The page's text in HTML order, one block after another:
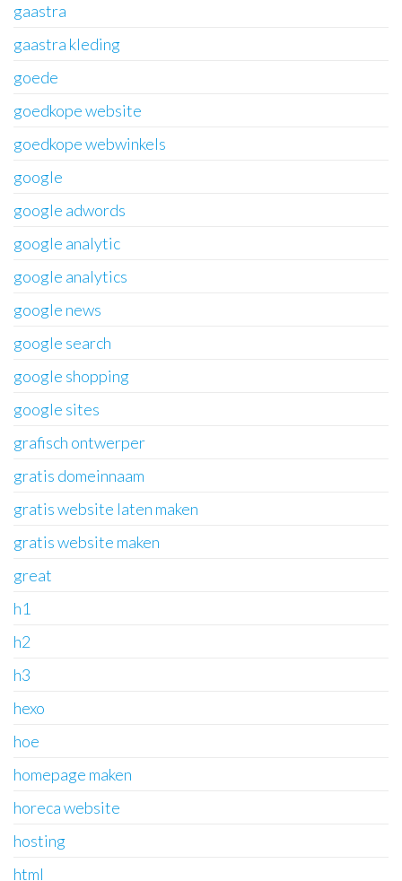
gaastra
gaastra kleding
goede
goedkope website
goedkope webwinkels
google
google adwords
google analytic
google analytics
google news
google search
google shopping
google sites
grafisch ontwerper
gratis domeinnaam
gratis website laten maken
gratis website maken
great
h1
h2
h3
hexo
hoe
homepage maken
horeca website
hosting
html